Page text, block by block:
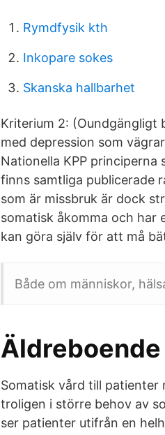
Rymdfysik kth
Inkopare sokes
Skanska hallbarhet
Kriterium 2: (Oundgängligt
med depression som
Nationella KPP principerna
finns samtliga publicerade
som är missbruk är dock
somatisk åkomma och har
kan göra själv för att må
Både om människor,
Somatisk vård till patienter
troligen i större behov av
ser patienter utifrån en